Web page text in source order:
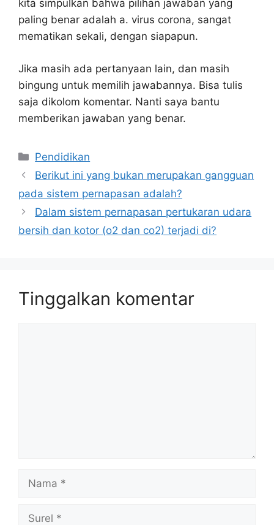
kita simpulkan bahwa pilihan jawaban yang
paling benar adalah a. virus corona, sangat
mematikan sekali, dengan siapapun.
Jika masih ada pertanyaan lain, dan masih
bingung untuk memilih jawabannya. Bisa tulis
saja dikolom komentar. Nanti saya bantu
memberikan jawaban yang benar.
Kategori
Pendidikan
Berikut ini yang bukan merupakan gangguan
pada sistem pernapasan adalah?
Dalam sistem pernapasan pertukaran udara
bersih dan kotor (o2 dan co2) terjadi di?
Tinggalkan komentar